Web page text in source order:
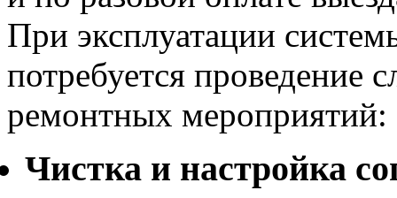
При эксплуатации
потребуется проведение
ремонтных мероприятий:
Чистка и настройка